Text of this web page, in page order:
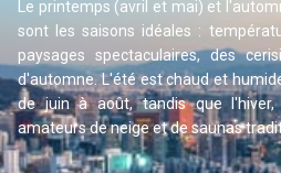
Le printemps (avril et mai) et
sont les saisons idéales :
paysages spectaculaires, des
d'automne. L'été est chaud et
de juin à août, tandis que
amateurs de neige et de saunas